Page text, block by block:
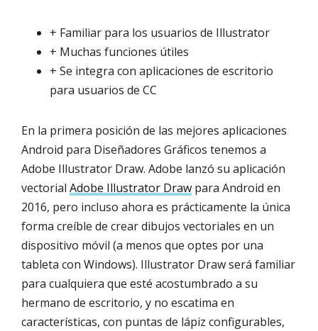
+ Familiar para los usuarios de Illustrator
+ Muchas funciones útiles
+ Se integra con aplicaciones de escritorio
para usuarios de CC
En la primera posición de las mejores aplicaciones
Android para Diseñadores Gráficos tenemos a
Adobe Illustrator Draw. Adobe lanzó su aplicación
vectorial Adobe Illustrator Draw para Android en
2016, pero incluso ahora es prácticamente la única
forma creíble de crear dibujos vectoriales en un
dispositivo móvil (a menos que optes por una
tableta con Windows). Illustrator Draw será familiar
para cualquiera que esté acostumbrado a su
hermano de escritorio, y no escatima en
características, con puntas de lápiz configurables,